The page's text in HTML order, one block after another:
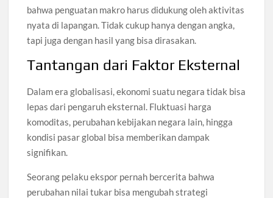
bahwa penguatan makro harus didukung oleh aktivitas
nyata di lapangan. Tidak cukup hanya dengan angka,
tapi juga dengan hasil yang bisa dirasakan.
Tantangan dari Faktor Eksternal
Dalam era globalisasi, ekonomi suatu negara tidak bisa
lepas dari pengaruh eksternal. Fluktuasi harga
komoditas, perubahan kebijakan negara lain, hingga
kondisi pasar global bisa memberikan dampak
signifikan.
Seorang pelaku ekspor pernah bercerita bahwa
perubahan nilai tukar bisa mengubah strategi